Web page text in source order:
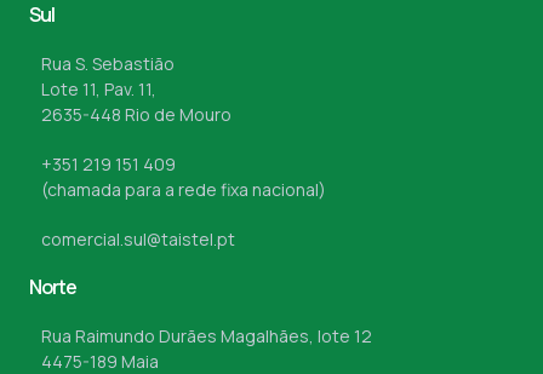
Sul
Rua S. Sebastião
Lote 11, Pav. 11,
2635-448 Rio de Mouro
+351 219 151 409
(chamada para a rede fixa nacional)
comercial.sul@taistel.pt
Norte
Rua Raimundo Durães Magalhães, lote 12
4475-189 Maia